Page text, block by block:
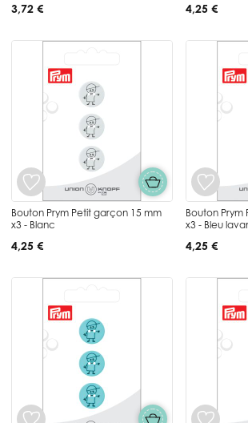
3,72 € 4,25 €
Bouton Prym Petit garçon 15 mm
x3 - Blanc
4,25 €
Bouton
x3 - Bleu
4,25 €